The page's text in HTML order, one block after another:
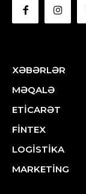
XƏBƏRLƏR
MƏQALƏ
ETİCARƏT
FİNTEX
LOGİSTİKA
MARKETİNG